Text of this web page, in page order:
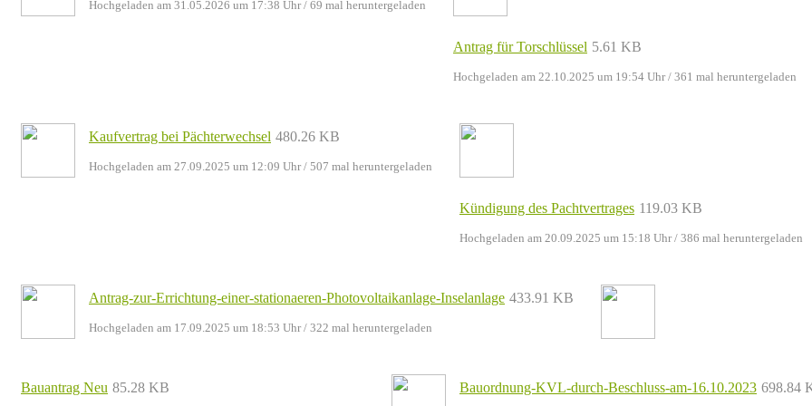
Hochgeladen am 31.05.2026 um 17:38 Uhr/ 69 mal heruntergeladen
Antrag für Torschlüssel 5.61 KB
Hochgeladen am 22.10.2025 um 19:54 Uhr/ 361 mal heruntergeladen
Kaufvertrag bei Pächterwechsel 480.26 KB
Hochgeladen am 27.09.2025 um 12:09 Uhr/ 507 mal heruntergeladen
Kündigung des Pachtvertrages 119.03 KB
Hochgeladen am 20.09.2025 um 15:18 Uhr/ 386 mal heruntergeladen
Antrag-zur-Errichtung-einer-stationaeren-Photovoltaikanlage-Inselanlage 433.91 KB
Hochgeladen am 17.09.2025 um 18:53 Uhr/ 322 mal heruntergeladen
Bauantrag Neu 85.28 KB Bauordnung-KVL-durch-Beschluss-am-16.10.2023 698.84